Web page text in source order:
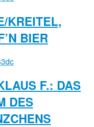
KREITEL,
BIER
F.: DAS
DES